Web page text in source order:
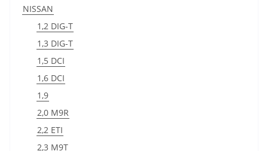
NISSAN
1,2 DIG-T
1,3 DIG-T
1,5 DCI
1,6 DCI
1,9
2,0 M9R
2,2 ETI
2,3 M9T